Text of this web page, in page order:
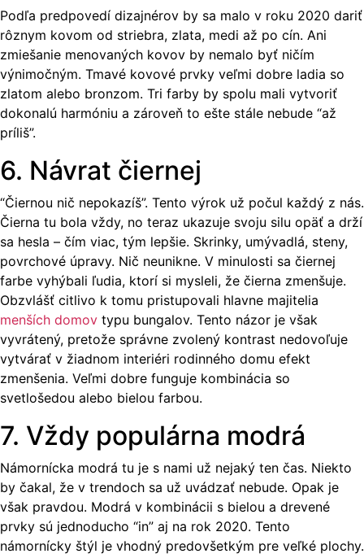
Podľa predpovedí dizajnérov by sa malo v roku 2020 dariť
rôznym kovom od striebra, zlata, medi až po cín. Ani
zmiešanie menovaných kovov by nemalo byť ničím
výnimočným. Tmavé kovové prvky veľmi dobre ladia so
zlatom alebo bronzom. Tri farby by spolu mali vytvoriť
dokonalú harmóniu a zároveň to ešte stále nebude “až
príliš”.
6. Návrat čiernej
“Čiernou nič nepokazíš”. Tento výrok už počul každý z nás.
Čierna tu bola vždy, no teraz ukazuje svoju silu opäť a drží
sa hesla – čím viac, tým lepšie. Skrinky, umývadlá, steny,
povrchové úpravy. Nič neunikne. V minulosti sa čiernej
farbe vyhýbali ľudia, ktorí si mysleli, že čierna zmenšuje.
Obzvlášť citlivo k tomu pristupovali hlavne majitelia
menších domov typu bungalov. Tento názor je však
vyvrátený, pretože správne zvolený kontrast nedovoľuje
vytvárať v žiadnom interiéri rodinného domu efekt
zmenšenia. Veľmi dobre funguje kombinácia so
svetlošedou alebo bielou farbou.
7. Vždy populárna modrá
Námornícka modrá tu je s nami už nejaký ten čas. Niekto
by čakal, že v trendoch sa už uvádzať nebude. Opak je
však pravdou. Modrá v kombinácii s bielou a drevené
prvky sú jednoducho “in” aj na rok 2020. Tento
námornícky štýl je vhodný predovšetkým pre veľké plochy.